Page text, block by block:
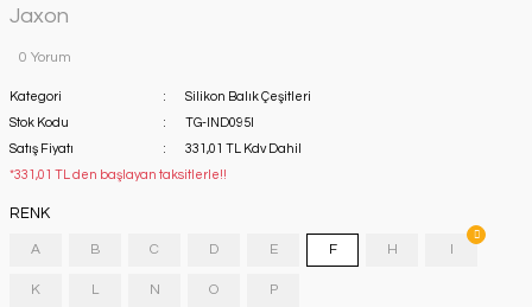
Jaxon
0 Yorum
Kategori
Silikon Balık Çeşitleri
Stok Kodu
TG-IND095I
Satış Fiyatı
331,01 TL Kdv Dahil
*331,01 TL den başlayan taksitlerle!!
RENK
A B C D E F H I
K L N O P